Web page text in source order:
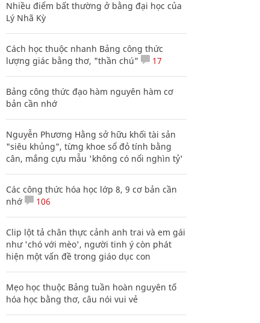
Nhiều điểm bất thường ở bằng đại học của
Lý Nhã Kỳ
Cách học thuộc nhanh Bảng công thức
lượng giác bằng thơ, "thần chú"
17
Bảng công thức đạo hàm nguyên hàm cơ
bản cần nhớ
Nguyễn Phương Hằng sở hữu khối tài sản
"siêu khủng", từng khoe sổ đỏ tính bằng
cân, mắng cựu mẫu 'không có nổi nghìn tỷ'
Các công thức hóa học lớp 8, 9 cơ bản cần
nhớ
106
Clip lột tả chân thực cảnh anh trai và em gái
như 'chó với mèo', người tinh ý còn phát
hiện một vấn đề trong giáo dục con
Mẹo học thuộc Bảng tuần hoàn nguyên tố
hóa học bằng thơ, câu nói vui vẻ